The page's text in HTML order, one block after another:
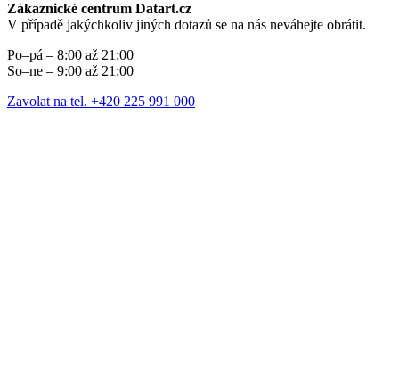
Zákaznické centrum Datart.cz
V případě jakýchkoliv jiných dotazů se na nás neváhejte obrátit.
Po–pá – 8:00 až 21:00
So–ne – 9:00 až 21:00
Zavolat na tel. +420 225 991 000